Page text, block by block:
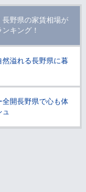
長野県の家賃相場が
キング！
然溢れる長野県に暮
全開長野県で心も体
ュ